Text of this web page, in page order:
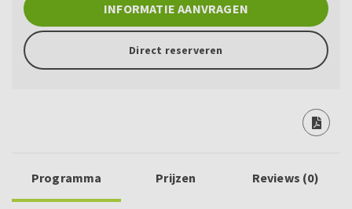
INFORMATIE AANVRAGEN
Direct reserveren
Programma Prijzen Reviews (0)